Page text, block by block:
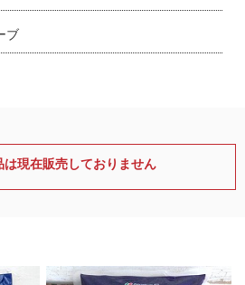
ブ
は現在販売しておりません